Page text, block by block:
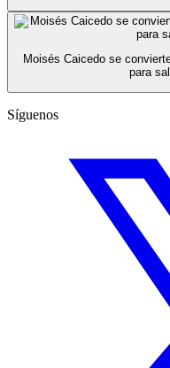
Moisés Caicedo se
para
Síguenos